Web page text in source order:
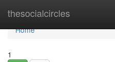
thesocialcircles
Home
Home
1